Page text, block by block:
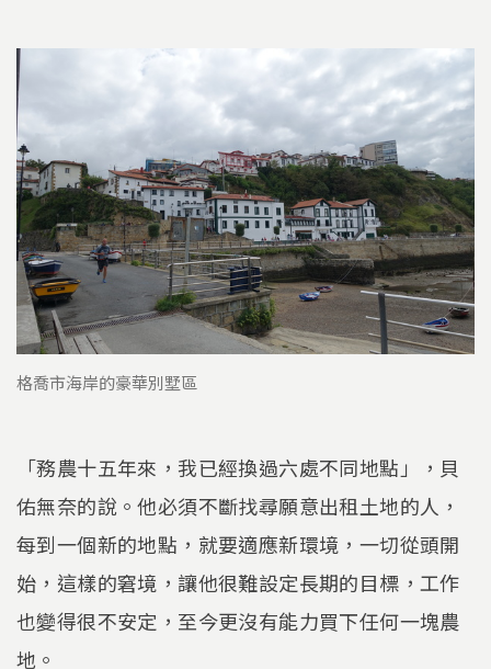
格喬市海岸的豪華別墅區
「務農十五年來，我已經換過六處不同地點」，貝
佑無奈的說。他必須不斷找尋願意出租土地的人，
每到一個新的地點，就要適應新環境，一切從頭開
始，這樣的窘境，讓他很難設定長期的目標，工作
也變得很不安定，至今更沒有能力買下任何一塊農
地。